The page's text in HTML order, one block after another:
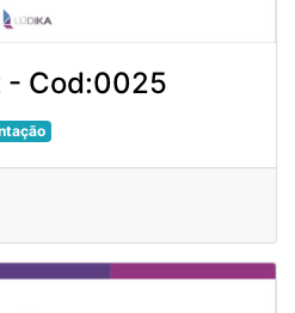
- Cod:0025